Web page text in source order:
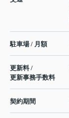
駐車場 / 月額
更新料 /
更新事務手数料
契約期間